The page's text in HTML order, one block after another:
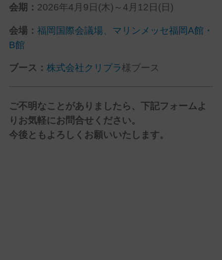
会期： 2026年4月9日(木)～4月12日(日)
会場： 福岡国際会議場、マリンメッセ福岡A館・
B館
ブース： 株式会社クリプラ様ブース
ご不明なことがありましたら、下記フォームよ
りお気軽にお問合せください。
今後ともよろしくお願いいたします。